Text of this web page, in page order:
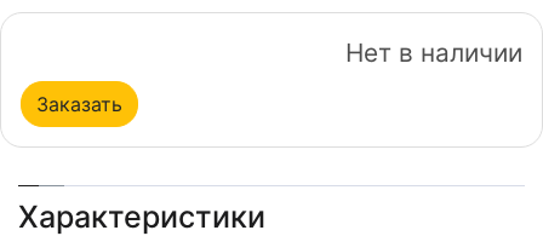
Нет в наличии
Заказать
Характеристики